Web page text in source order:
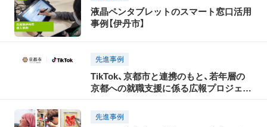
液晶ペンタブレットのスマート窓口活用
事例【伊丹市】
先進事例
TikTok、京都市と連携のもと、若年層の
京都への就職支援に係る広報プロジェク
小企業で働く魅力を伝えるショートムー
ビーを4月27日より公開
先進事例